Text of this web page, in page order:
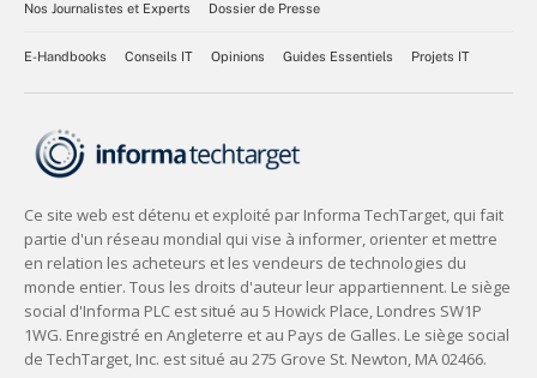
Nos Journalistes et Experts
Dossier de Presse
E-Handbooks Conseils IT Opinions Guides Essentiels Projets IT